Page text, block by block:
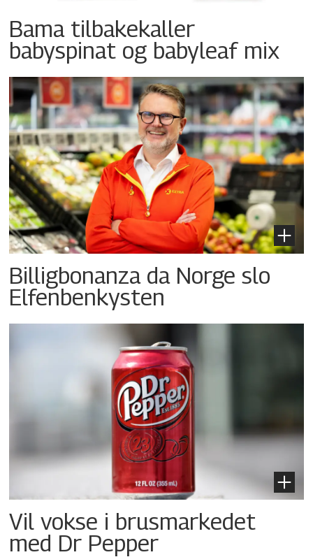
Bama tilbakekaller
babyspinat og babyleaf mix
Billigbonanza da Norge slo
Elfenbenkysten
Vil vokse i brusmarkedet
med Dr Pepper